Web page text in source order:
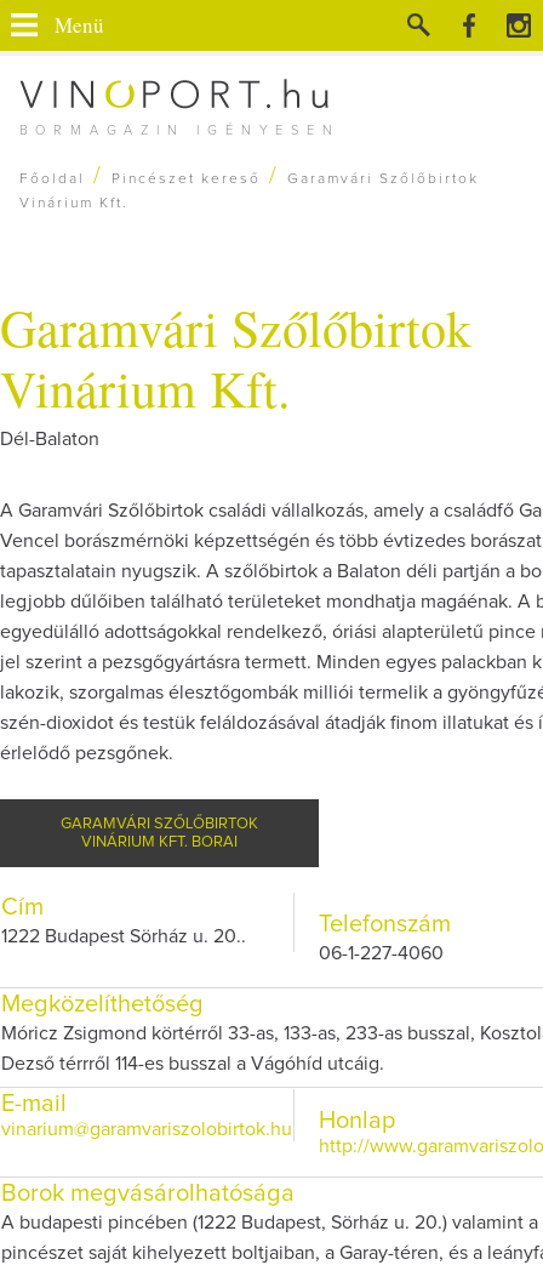
BORMAGAZIN IGÉNYESEN
Menü
Főoldal / Pincészet kereső /
Garamvári Szőlőbirtok
Vinárium Kft.
Garamvári Szőlőbirtok
Vinárium Kft.
Dél-Balaton
A Garamvári Szőlőbirtok családi vállalkozás, amely a családfő
Vencel borászmérnöki képzettségén és több évtizedes
tapasztalatain nyugszik. A szőlőbirtok a Balaton déli partján a
legjobb dűlőiben található területeket mondhatja magáénak. A
egyedülálló adottságokkal rendelkező, óriási alapterületű pince
jel szerint a pezsgőgyártásra termett. Minden egyes palackban
lakozik, szorgalmas élesztőgombák milliói termelik a
szén-dioxidot és testük feláldozásával átadják finom illatukat és
érlelődő pezsgőnek.
GARAMVÁRI SZŐLŐBIRTOK
VINÁRIUM KFT. BORAI
Cím
1222 Budapest Sörház u. 20.. Telefonszám
06-1-227-4060
Megközelíthetőség
Móricz Zsigmond körtérről 33-as, 133-as, 233-as busszal,
Dezső térrről 114-es busszal a Vágóhíd utcáig.
E-mail
vinarium@garamvariszolobirtok.hu Honlap
http://
Borok megvásárolhatósága
A budapesti pincében (1222 Budapest, Sörház u. 20.) valamint a
pincészet saját kihelyezett boltjaiban, a Garay-téren, és a